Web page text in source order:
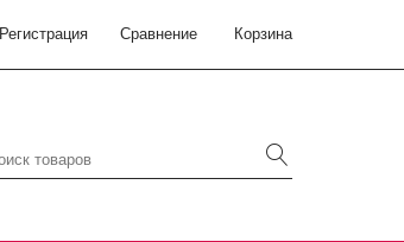
Регистрация Сравнение Корзина